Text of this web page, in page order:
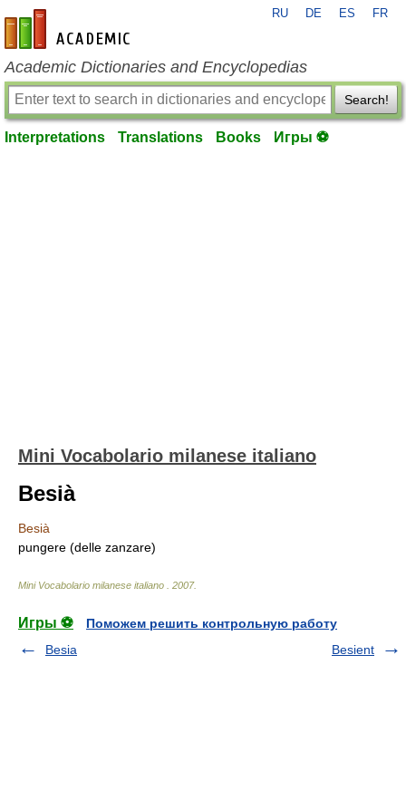
en-academic.com
RU DE ES FR
Academic Dictionaries and Encyclopedias
Search!
Interpretations Translations Books Игры ⚽
Mini Vocabolario milanese italiano
Besià
Besià
pungere (delle zanzare)
Mini Vocabolario milanese italiano 2007.
Игры ⚽
Поможем решить контрольную работу
Besia
Besient